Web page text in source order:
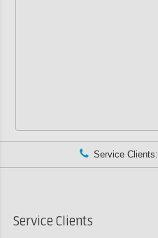
Service Clients:
Service Clients